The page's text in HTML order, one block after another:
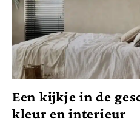
Een kijkje in de
kleur en interieur